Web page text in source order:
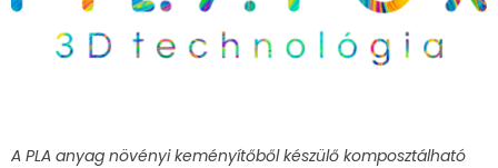
A PLA anyag növényi keményítőből készülő komposztálható